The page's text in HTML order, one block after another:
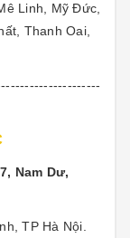
Linh, Mỹ Đức,
Thanh Oai,
Nam Dư,
TP Hà Nội.